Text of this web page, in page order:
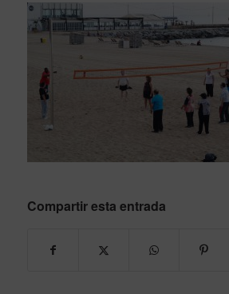
Compartir esta entrada